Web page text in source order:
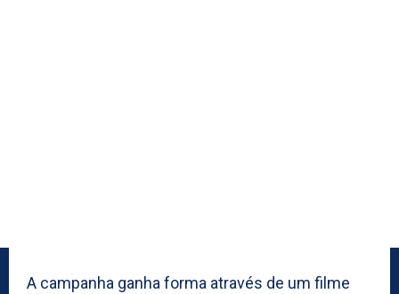
A campanha ganha forma através de um filme